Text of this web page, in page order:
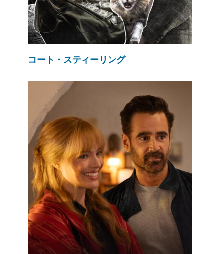
コート・スティーリング